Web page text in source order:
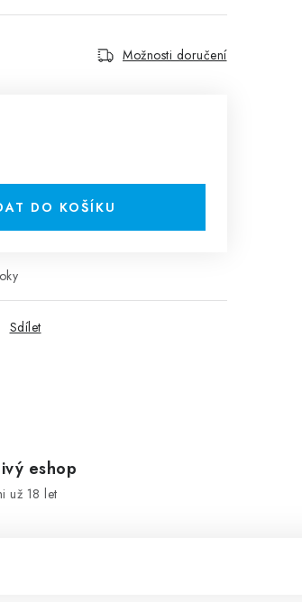
Možnosti doručení
DO KOŠÍKU
Sdílet
eshop
už 18 let